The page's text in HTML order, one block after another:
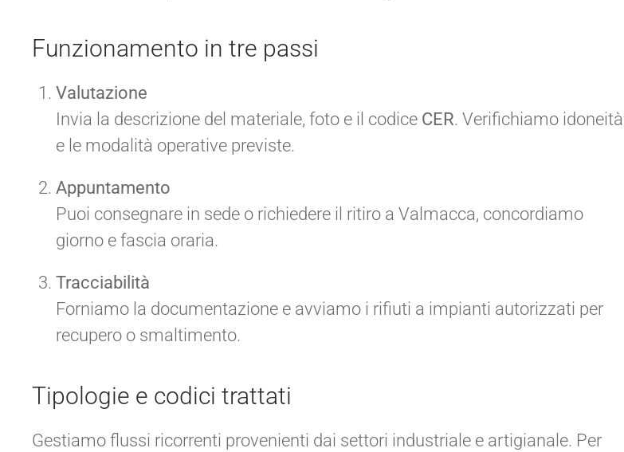
Funzionamento in tre passi
Valutazione
Invia la descrizione del materiale, foto e il codice CER. Verifichiamo idoneità
e le modalità operative previste.
Appuntamento
Puoi consegnare in sede o richiedere il ritiro a Valmacca, concordiamo
giorno e fascia oraria.
Tracciabilità
Forniamo la documentazione e avviamo i rifiuti a impianti autorizzati per
recupero o smaltimento.
Tipologie e codici trattati
Gestiamo flussi ricorrenti provenienti dai settori industriale e artigianale. Per